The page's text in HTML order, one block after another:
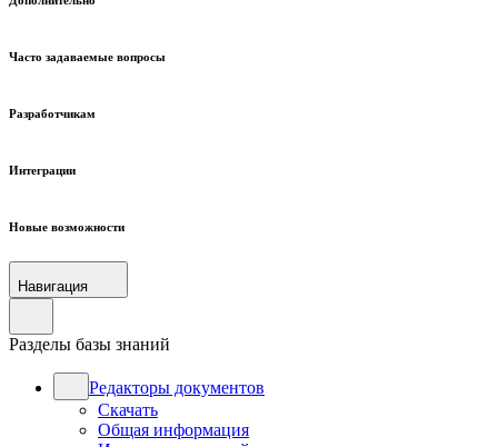
Часто задаваемые вопросы
Разработчикам
Интеграции
Новые возможности
Навигация
Разделы базы знаний
Редакторы документов
Скачать
Общая информация